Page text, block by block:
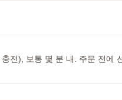
전), 보통 몇 분 내. 주문 전에